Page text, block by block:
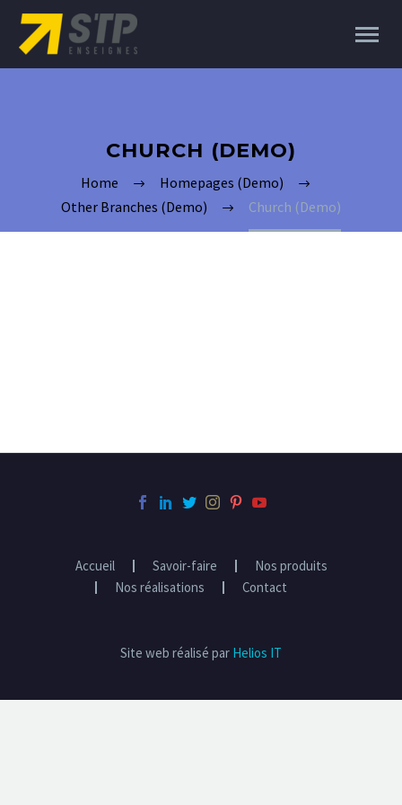
CHURCH (DEMO)
Home
Homepages (Demo)
Other Branches (Demo)
Church (Demo)
Accueil Savoir-faire
Nos produits
Nos réalisations
Contact
Site web réalisé par Helios IT